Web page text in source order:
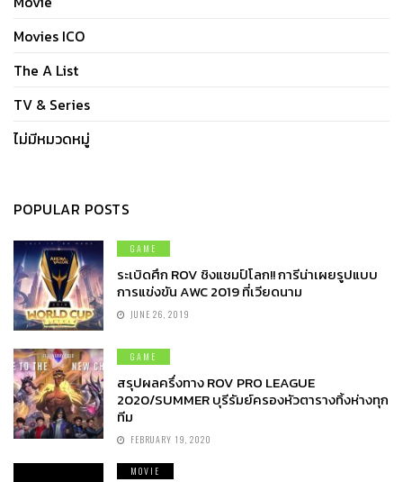
Movies ICO
The A List
TV & Series
ไม่มีหมวดหมู่
POPULAR POSTS
GAME
ระเบิดศึก ROV ชิงแชมป์โลก!! การีน่าเผยรูปแบบ
การแข่งขัน AWC 2019 ที่เวียดนาม
JUNE 26, 2019
GAME
สรุปผลครึ่งทาง ROV PRO LEAGUE
2020/SUMMER บุรีรัมย์ครองหัวตารางทิ้งห่างทุก
ทีม
FEBRUARY 19, 2020
MOVIE